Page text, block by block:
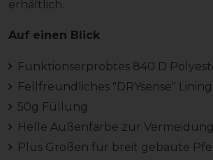
erhältlich.
Auf einen Blick
Funktionserprobtes 840 D
Fellfreundliches "DRYsense" Lining
50g Füllung
Helle Außenfarbe zur
Plus Größen für breit gebaute